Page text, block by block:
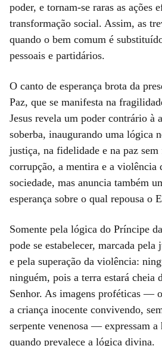
poder, e tornam-se raras as ações
transformação social. Assim, as
quando o bem comum é
pessoais e partidários.
O canto de esperança brota da
Paz, que se manifesta na
Jesus revela um poder contrário à
soberba, inaugurando uma lógica
justiça, na fidelidade e na paz
corrupção, a mentira e a violência
sociedade, mas anuncia também
esperança sobre o qual repousa o
Somente pela lógica do Príncipe
pode se estabelecer, marcada pela
e pela superação da violência:
ninguém, pois a terra estará cheia
Senhor. As imagens proféticas —
a criança inocente convivendo,
serpente venenosa — expressam a
quando prevalece a lógica divina.